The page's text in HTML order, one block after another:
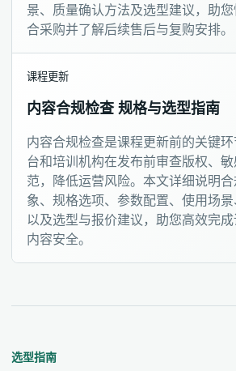
景、质量确认方法及选型建议，助
合采购并了解后续售后与复购安排。
课程更新
内容合规检查 规格与选型指南
内容合规检查是课程更新前的关键
台和培训机构在发布前审查版权、
范，降低运营风险。本文详细说明
象、规格选项、参数配置、使用场
以及选型与报价建议，助您高效完
内容安全。
选型指南